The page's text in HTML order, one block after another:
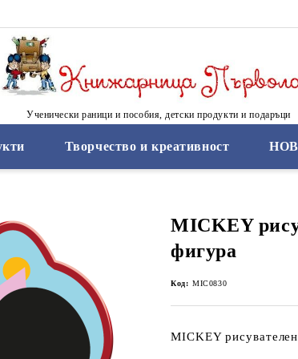
Ученически раници и пособия, детски продукти и подаръци
Творчество и креативност
MICKEY
фигура
Код: MIC0830
MICKEY